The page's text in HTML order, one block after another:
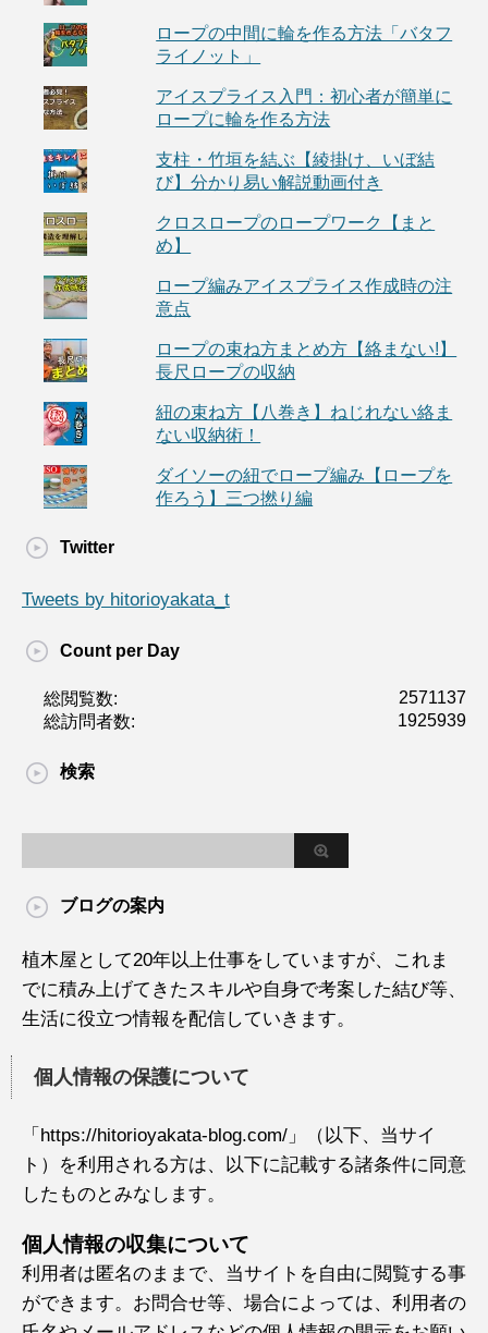
ロープの中間に輪を作る方法「バタフ
ライノット」
アイスプライス入門：初心者が簡単に
ロープに輪を作る方法
支柱・竹垣を結ぶ【綾掛け、いぼ結
び】分かり易い解説動画付き
クロスロープのロープワーク【まと
め】
ロープ編みアイスプライス作成時の注
意点
ロープの束ね方まとめ方【絡まない!】
長尺ロープの収納
紐の束ね方【八巻き】ねじれない絡ま
ない収納術！
ダイソーの紐でロープ編み【ロープを
作ろう】三つ撚り編
Twitter
Tweets by hitorioyakata_t
Count per Day
2571137
総閲覧数:
1925939
総訪問者数:
検索
ブログの案内
植木屋として20年以上仕事をしていますが、これま
でに積み上げてきたスキルや自身で考案した結び等、
生活に役立つ情報を配信していきます。
個人情報の保護について
「https://hitorioyakata-blog.com/」（以下、当サイ
ト）を利用される方は、以下に記載する諸条件に同意
したものとみなします。
個人情報の収集について
利用者は匿名のままで、当サイトを自由に閲覧する事
ができます。お問合せ等、場合によっては、利用者の